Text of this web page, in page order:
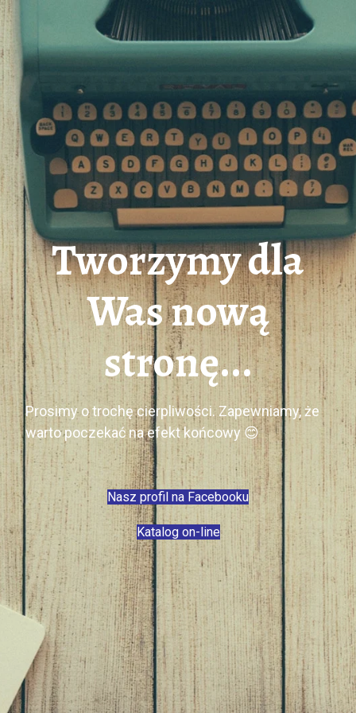
Tworzymy dla
Was nową
stronę...
Prosimy o trochę cierpliwości. Zapewniamy, że
warto poczekać na efekt końcowy 😊
Nasz profil na Facebooku
Katalog on-line